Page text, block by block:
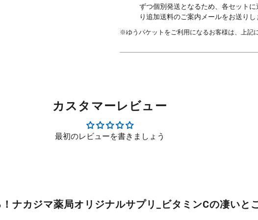
ずつ個別発送となるため、各セット
り追加送料のご案内メールをお送り
※ゆうパケットをご利用になるお客様は、上記
カスタマーレビュー
最初のレビューを書きましょう
ナカジマ薬局オリジナルサプリ_ビタミンCの凄いと